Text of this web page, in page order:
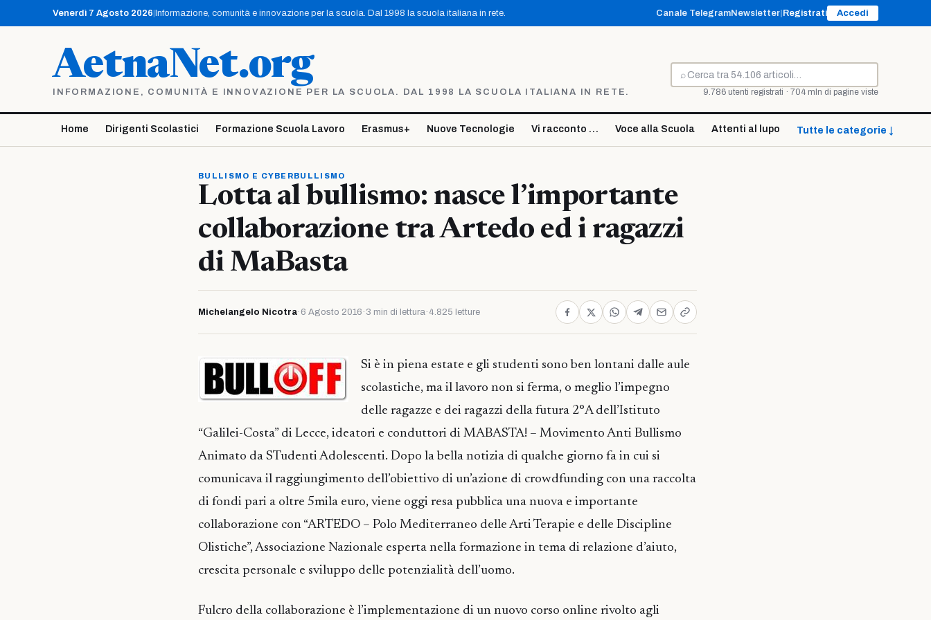
contenuto
Venerdì 7 Agosto 2026 Informazione, comunità e innovazione per la scuola. Dal 1998 la scuola italiana in rete. Canale TelegramNewsletter Registrati Accedi
AetnaNet.org
INFORMAZIONE, COMUNITÀ E INNOVAZIONE PER LA SCUOLA. DAL 1998 LA SCUOLA ITALIANA IN RETE.
⌕
Cerca
9.786 utenti registrati · 704 mln di pagine viste
Home Dirigenti Scolastici Formazione Scuola Lavoro Erasmus+ Nuove Tecnologie Vi racconto … Voce alla Scuola Attenti al lupo Tutte le categorie ↓
BULLISMO E CYBERBULLISMO
Lotta al bullismo: nasce l’importante
collaborazione tra Artedo ed i ragazzi
di MaBasta
Michelangelo Nicotra· 6 Agosto 2016 · 3 min di lettura· 4.825 letture
Si è in piena estate e gli studenti sono ben lontani dalle aule
scolastiche, ma il lavoro non si ferma, o meglio l’impegno
delle ragazze e dei ragazzi della futura 2°A dell’Istituto
“Galilei-Costa” di Lecce, ideatori e conduttori di MABASTA! – Movimento Anti Bullismo
Animato da STudenti Adolescenti. Dopo la bella notizia di qualche giorno fa in cui si
comunicava il raggiungimento dell’obiettivo di un’azione di crowdfunding con una raccolta
di fondi pari a oltre 5mila euro, viene oggi resa pubblica una nuova e importante
collaborazione con “ARTEDO – Polo Mediterraneo delle Arti Terapie e delle Discipline
Olistiche”, Associazione Nazionale esperta nella formazione in tema di relazione d’aiuto,
crescita personale e sviluppo delle potenzialità dell’uomo.
Fulcro della collaborazione è l’implementazione di un nuovo corso online rivolto agli